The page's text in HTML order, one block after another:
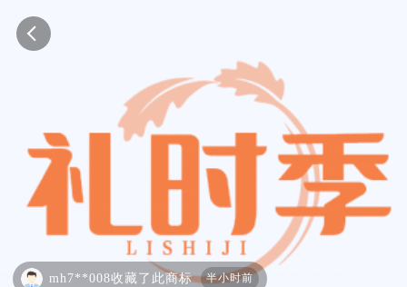
mh7**008收藏了此商标 半小时前